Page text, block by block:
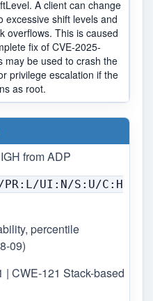
A client can change
excessive shift levels and
overflows. This is caused
fix of CVE-2025-
may be used to crash the
privilege escalation if the
as root.
from ADP
PR:L/UI:N/S:U/C:H
percentile
09)
| CWE-121 Stack-based